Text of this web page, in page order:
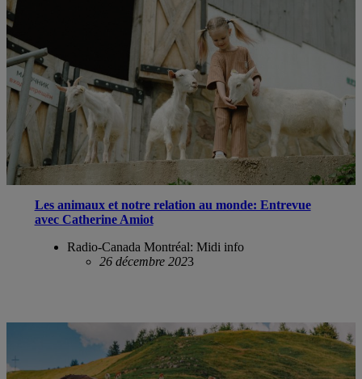
Les animaux et notre relation au monde: Entrevue
avec Catherine Amiot
Radio-Canada Montréal: Midi info
26 décembre 2023